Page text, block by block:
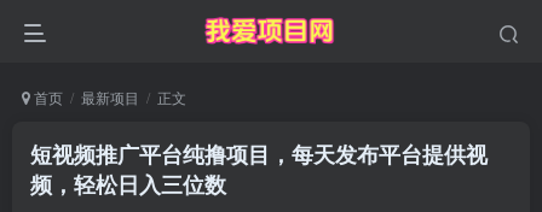
首页 最新项目 正文
短视频推广平台纯撸项目，每天发布平台提供视
频，轻松日入三位数